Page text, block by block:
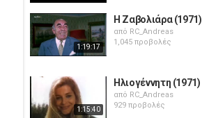
1:19:17
Η Ζαβολιάρα (1971)
από RC_Andreas
1,045 προβολές
1:15:40
Ηλιογέννητη (1971)
από RC_Andreas
929 προβολές